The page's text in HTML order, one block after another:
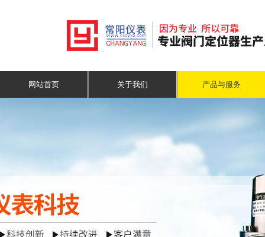
网站首页 关于我们 产品与服务